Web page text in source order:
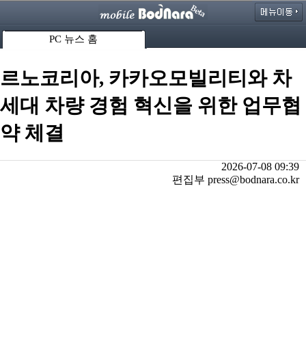
PC 뉴스 홈
르노코리아, 카카오모빌리티와 차
세대 차량 경험 혁신을 위한 업무협
약 체결
2026-07-08 09:39
편집부 press@bodnara.co.kr